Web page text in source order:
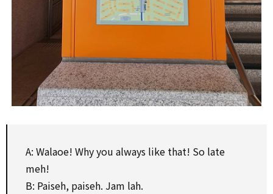
A: Walaoe! Why you always like that! So late
meh!
B: Paiseh, paiseh. Jam lah.